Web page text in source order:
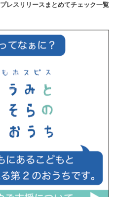
プレスリリースまとめてチェック一覧